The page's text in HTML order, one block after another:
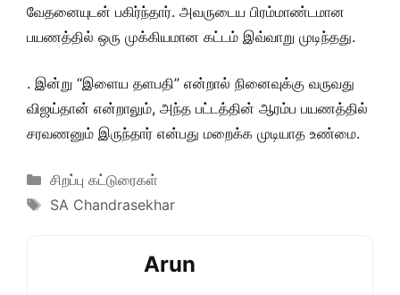
வேதனையுடன் பகிர்ந்தார். அவருடைய பிரம்மாண்டமான
பயணத்தில் ஒரு முக்கியமான கட்டம் இவ்வாறு முடிந்தது.
. இன்று “இளைய தளபதி” என்றால் நினைவுக்கு வருவது
விஜய்தான் என்றாலும், அந்த பட்டத்தின் ஆரம்ப பயணத்தில்
சரவணனும் இருந்தார் என்பது மறைக்க முடியாத உண்மை.
Categories
சிறப்பு கட்டுரைகள்
Tags
SA Chandrasekhar
Arun